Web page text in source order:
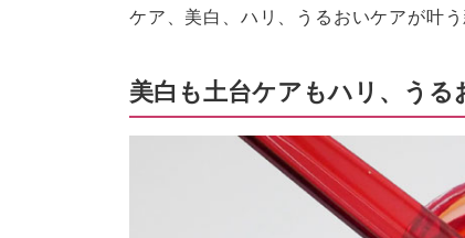
ケア、美白、ハリ、うるおいケアが叶
美白も土台ケアもハリ、う